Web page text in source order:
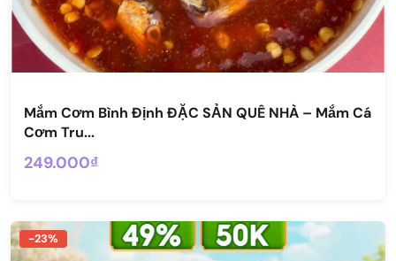
Mắm Cơm Bình Định ĐẶC SẢN QUÊ NHÀ – Mắm Cá
Cơm Tru...
249.000₫
-23%